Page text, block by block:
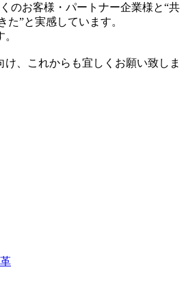
のお客様・パートナー企業様と“共
た”と実感しています。
、これからも宜しくお願い致しま